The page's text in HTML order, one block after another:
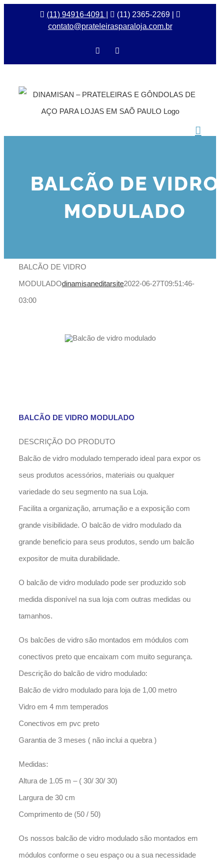
(11) 94916-4091
(11) 2365-2269 |
contato@prateleirasparaloja.com.br
Facebook
BALCÃO DE VIDRO
MODULADO
BALCÃO DE VIDRO
MODULADOdinamisaneditarsite2022-06-27T09:51:46-
03:00
BALCÃO DE VIDRO MODULADO
DESCRIÇÃO DO PRODUTO
Balcão de vidro modulado temperado ideal para expor os
seus produtos acessórios, materiais ou qualquer
variedade do seu segmento na sua Loja.
Facilita a organização, arrumação e a exposição com
grande visibilidade. O balcão de vidro modulado da
grande beneficio para seus produtos, sendo um balcão
expositor de muita durabilidade.
O balcão de vidro modulado pode ser produzido sob
medida disponível na sua loja com outras medidas ou
tamanhos.
Os balcões de vidro são montados em módulos com
conectivos preto que encaixam com muito segurança.
Descrição do balcão de vidro modulado:
Balcão de vidro modulado para loja de 1,00 metro
Vidro em 4 mm temperados
Conectivos em pvc preto
Garantia de 3 meses ( não inclui a quebra )
Medidas:
Altura de 1.05 m – ( 30/ 30/ 30)
Largura de 30 cm
Comprimento de (50 / 50)
Os nossos balcão de vidro modulado são montados em
módulos conforme o seu espaço ou a sua necessidade